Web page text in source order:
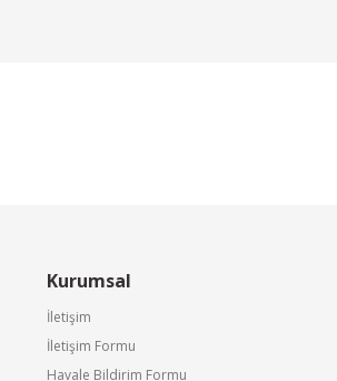
Kurumsal
İletişim
İletişim Formu
Havale Bildirim Formu